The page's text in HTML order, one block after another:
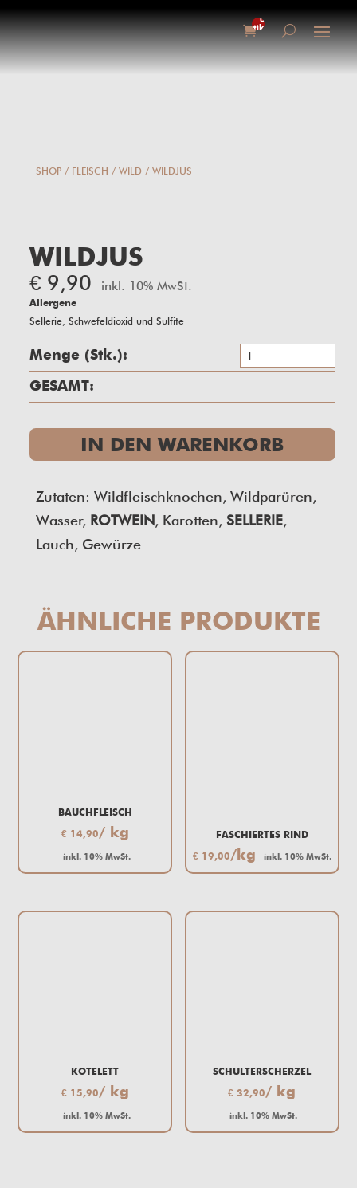
0-
Artikel
SHOP/ FLEISCH / WILD/ WILDJUS
WILDJUS
€9,90 inkl. 10% MwSt.
Allergene
Sellerie, Schwefeldioxid und Sulfite
Stk.
IN DEN WARENKORB
GESAMT:
Zutaten: Wildfleischknochen, Wildparüren,
Wasser, ROTWEIN, Karotten, SELLERIE,
Lauch, Gewürze
ÄHNLICHE PRODUKTE
BAUCHFLEISCH
€14,90/ kg
inkl. 10% MwSt.
FASCHIERTES RIND
€19,00/kg inkl. 10% MwSt.
KOTELETT
€15,90/ kg
inkl. 10% MwSt.
SCHULTERSCHERZEL
€ 32,90/ kg
inkl. 10% MwSt.